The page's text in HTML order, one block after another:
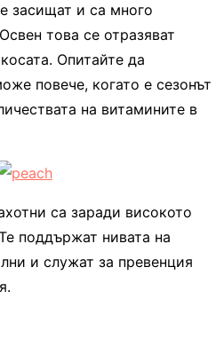
засищат и са много
това се отразяват
Опитайте да
повече, когато е сезонът
на витамините в
са заради високото
поддържат нивата на
и служат за превенция